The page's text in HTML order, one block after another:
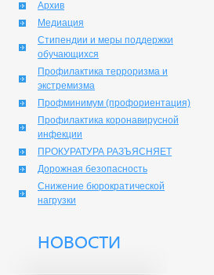
Архив
Медиация
Стипендии и меры поддержки
обучающихся
Профилактика терроризма и
экстремизма
Профминимум (профориентация)
Профилактика коронавирусной
инфекции
ПРОКУРАТУРА РАЗЪЯСНЯЕТ
Дорожная безопасность
Снижение бюрократической
нагрузки
НОВОСТИ